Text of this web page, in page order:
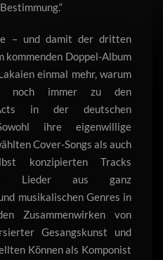
– und damit der dritten
kommenden Doppel-Album
einmal mehr, warum
noch immer zu den
Acts in der deutschen
ihre eigenwillige
Cover-Songs als auch
konzipierten Tracks
Lieder aus ganz
musikalischen Genres in
Zusammenwirken von
Gesangskunst und
Können als Komponist